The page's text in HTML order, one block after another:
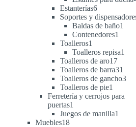
Estanterías66
productos
Soportes y
Baldas de baño1
Contenedores1
Toalleros1
producto
Toalleros repisa1
Toalleros de aro1717
Toalleros de barra31
Toalleros de gancho33
Toalleros de pie1
producto
Ferretería y cerrojos para
puertas1
producto
Juegos de manilla1
Muebles1818